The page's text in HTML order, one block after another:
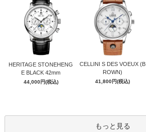
HERITAGE STONEHENG
E BLACK 42mm
44,000円(税込)
CELLINI S DES VOEUX (B
ROWN)
41,800円(税込)
もっと見る